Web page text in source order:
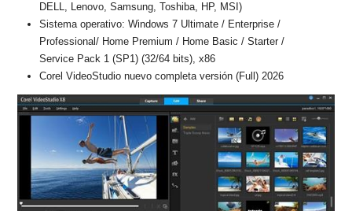
DELL, Lenovo, Samsung, Toshiba, HP, MSI)
Sistema operativo: Windows 7 Ultimate / Enterprise /
Professional/ Home Premium / Home Basic / Starter /
Service Pack 1 (SP1) (32/64 bits), x86
Corel VideoStudio nuevo completa versión (Full) 2026